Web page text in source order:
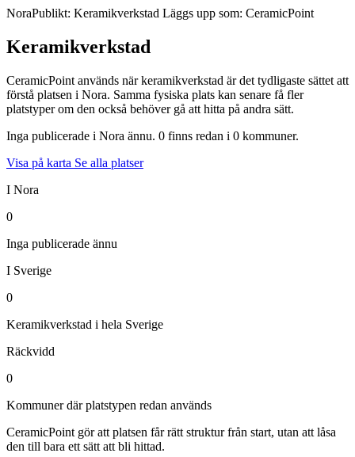
NoraPublikt: Keramikverkstad Läggs upp som: CeramicPoint
Keramikverkstad
CeramicPoint används när keramikverkstad är det tydligaste sättet att
förstå platsen i Nora. Samma fysiska plats kan senare få fler
platstyper om den också behöver gå att hitta på andra sätt.
Inga publicerade i Nora ännu. 0 finns redan i 0 kommuner.
Visa på karta Se alla platser
I Nora
0
Inga publicerade ännu
I Sverige
0
Keramikverkstad i hela Sverige
Räckvidd
0
Kommuner där platstypen redan används
CeramicPoint gör att platsen får rätt struktur från start, utan att låsa
den till bara ett sätt att bli hittad.